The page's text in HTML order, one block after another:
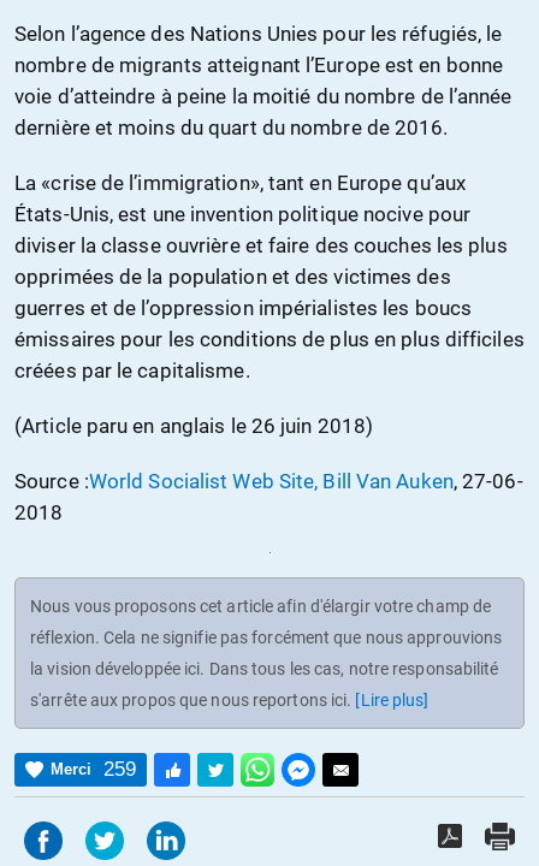
Selon l’agence des Nations Unies pour les réfugiés, le
nombre de migrants atteignant l’Europe est en bonne
voie d’atteindre à peine la moitié du nombre de l’année
dernière et moins du quart du nombre de 2016.
La «crise de l’immigration», tant en Europe qu’aux
États-Unis, est une invention politique nocive pour
diviser la classe ouvrière et faire des couches les plus
opprimées de la population et des victimes des
guerres et de l’oppression impérialistes les boucs
émissaires pour les conditions de plus en plus difficiles
créées par le capitalisme.
(Article paru en anglais le 26 juin 2018)
Source :World Socialist Web Site, Bill Van Auken, 27-06-
2018
Nous vous proposons cet article afin d'élargir votre champ de
réflexion. Cela ne signifie pas forcément que nous approuvions
la vision développée ici. Dans tous les cas, notre responsabilité
s'arrête aux propos que nous reportons ici. [Lire plus]
Merci 259